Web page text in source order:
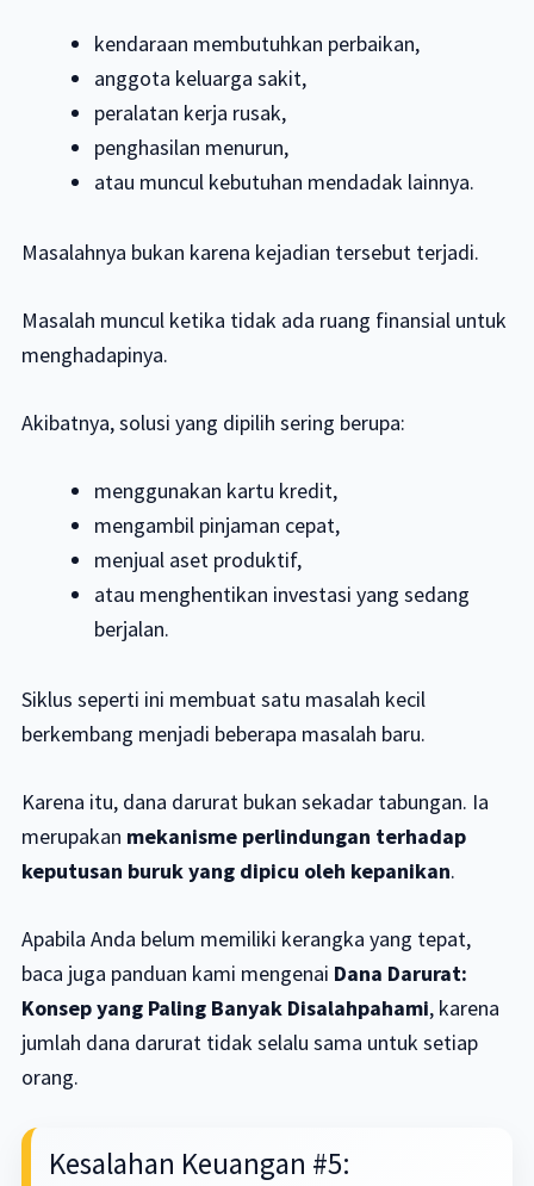
kendaraan membutuhkan perbaikan,
anggota keluarga sakit,
peralatan kerja rusak,
penghasilan menurun,
atau muncul kebutuhan mendadak lainnya.
Masalahnya bukan karena kejadian tersebut terjadi.
Masalah muncul ketika tidak ada ruang finansial untuk
menghadapinya.
Akibatnya, solusi yang dipilih sering berupa:
menggunakan kartu kredit,
mengambil pinjaman cepat,
menjual aset produktif,
atau menghentikan investasi yang sedang
berjalan.
Siklus seperti ini membuat satu masalah kecil
berkembang menjadi beberapa masalah baru.
Karena itu, dana darurat bukan sekadar tabungan. Ia
merupakan mekanisme perlindungan terhadap
keputusan buruk yang dipicu oleh kepanikan.
Apabila Anda belum memiliki kerangka yang tepat,
baca juga panduan kami mengenai Dana Darurat:
Konsep yang Paling Banyak Disalahpahami, karena
jumlah dana darurat tidak selalu sama untuk setiap
orang.
Kesalahan Keuangan #5: